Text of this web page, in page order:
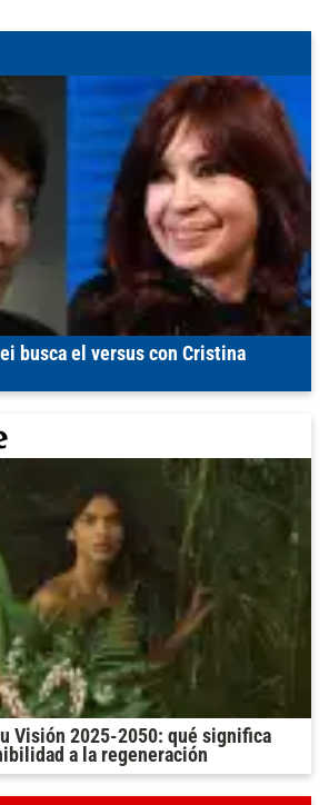
busca el versus con Cristina
Visión 2025-2050: qué significa
a la regeneración